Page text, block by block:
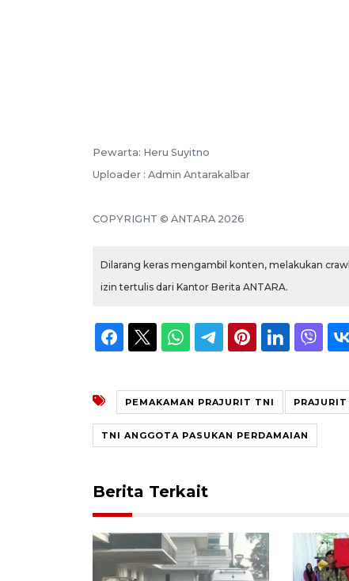
Pewarta: Heru Suyitno
Uploader : Admin Antarakalbar
COPYRIGHT © ANTARA 2026
Dilarang keras mengambil konten, melakukan
izin tertulis dari Kantor Berita ANTARA.
PEMAKAMAN PRAJURIT TNI
TNI ANGGOTA PASUKAN PERDAMAIAN
Berita Terkait